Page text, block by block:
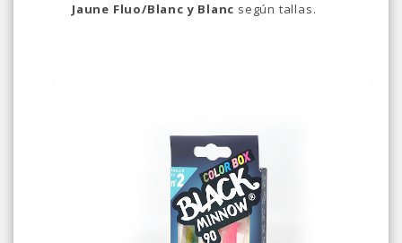
Jaune Fluo/Blanc y Blanc según tallas.